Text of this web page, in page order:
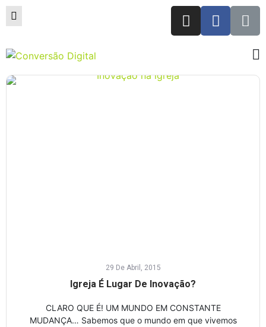
29 De Abril, 2015
Igreja É Lugar De Inovação?
CLARO QUE É! UM MUNDO EM CONSTANTE
MUDANÇA… Sabemos que o mundo em que vivemos